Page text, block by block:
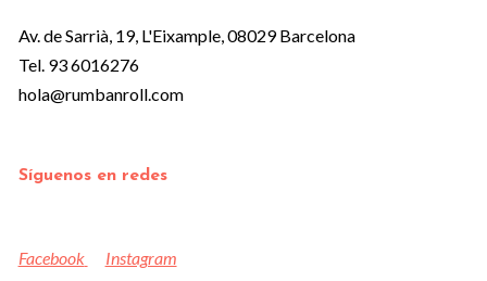
Av. de Sarrià, 19, L'Eixample, 08029 Barcelona
Tel. 93 6016276
hola@rumbanroll.com
Síguenos en redes
Facebook Instagram